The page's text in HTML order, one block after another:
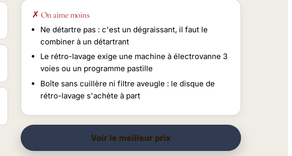
✗ On aime moins
Ne détartre pas : c'est un dégraissant, il faut le
combiner à un détartrant
Le rétro-lavage exige une machine à électrovanne 3
voies ou un programme pastille
Boîte sans cuillère ni filtre aveugle : le disque de
rétro-lavage s'achète à part
Voir le meilleur prix